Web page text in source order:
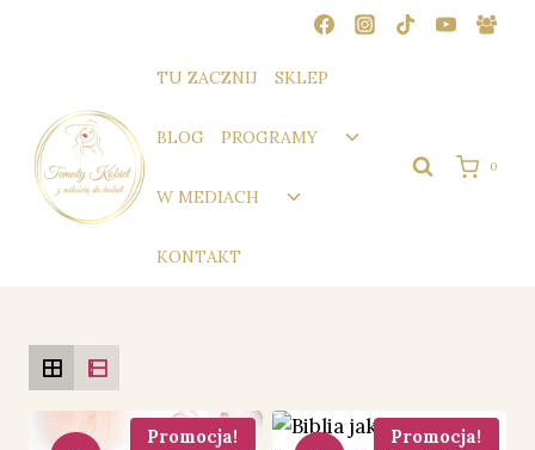
TU ZACZNIJ SKLEP
BLOG PROGRAMY
Przełącz
podrzędne
W MEDIACH
Przełącz
KONTAKT
0
Promocja! Promocja!